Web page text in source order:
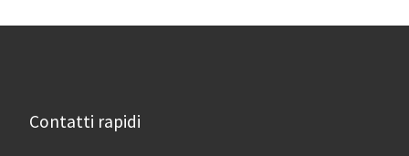
Contatti rapidi